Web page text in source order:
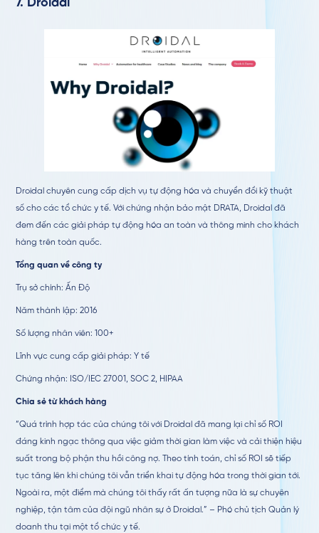
7. Droidal
Droidal chuyên cung cấp dịch vụ tự động hóa và chuyển đổi kỹ thuật
số cho các tổ chức y tế. Với chứng nhận bảo mật DRATA, Droidal đã
đem đến các giải pháp tự động hóa an toàn và thông minh cho khách
hàng trên toàn quốc.
Tổng quan về công ty
Trụ sở chính: Ấn Độ
Năm thành lập: 2016
Số lượng nhân viên: 100+
Lĩnh vực cung cấp giải pháp: Y tế
Chứng nhận: ISO/IEC 27001, SOC 2, HIPAA
Chia sẻ từ khách hàng
“Quá trình hợp tác của chúng tôi với Droidal đã mang lại chỉ số ROI
đáng kinh ngạc thông qua việc giảm thời gian làm việc và cải thiện hiệu
suất trong bộ phận thu hồi công nợ. Theo tính toán, chỉ số ROI sẽ tiếp
tục tăng lên khi chúng tôi vẫn triển khai tự động hóa trong thời gian tới.
Ngoài ra, một điểm mà chúng tôi thấy rất ấn tượng nữa là sự chuyên
nghiệp, tận tâm của đội ngũ nhân sự ở Droidal.” – Phó chủ tịch Quản lý
doanh thu tại một tổ chức y tế.